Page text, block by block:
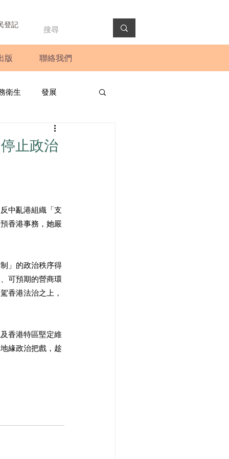
登記
版 聯絡我們
衛生 發展
圓桌會議
止政治
中亂港組織「支
香港事務，她嚴
」的政治秩序得
可預期的營商環
香港法治之上，
香港特區堅定維
緣政治把戲，趁